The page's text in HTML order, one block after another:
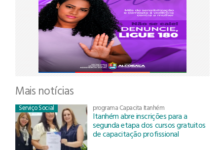
Mais notícias
Serviço Social programa Capacita Itanhém
Itanhém abre inscrições para a
segunda etapa dos cursos gratuitos
de capacitação profissional